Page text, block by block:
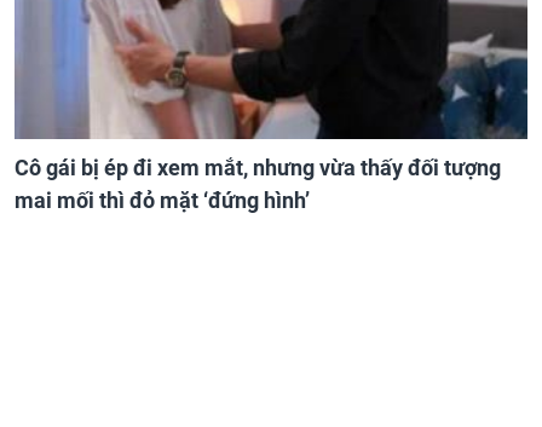
Cô gái bị ép đi xem mắt, nhưng vừa thấy đối tượng
mai mối thì đỏ mặt ‘đứng hình’